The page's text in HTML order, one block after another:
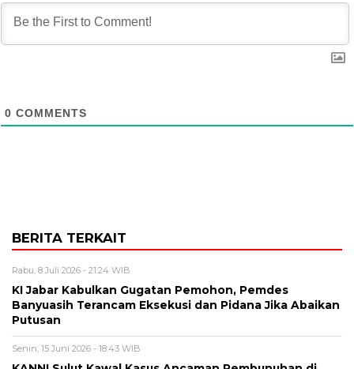
0 COMMENTS
BERITA TERKAIT
Rabu, 8 Juli 2026 - 21:24 WIB
KI Jabar Kabulkan Gugatan Pemohon, Pemdes
Banyuasih Terancam Eksekusi dan Pidana Jika Abaikan
Putusan
Senin, 15 Juni 2026 - 18:43 WIB